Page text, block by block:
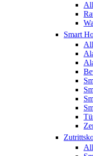
Smart